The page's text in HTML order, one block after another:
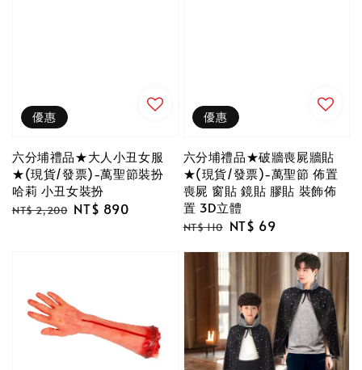
優惠
六分埔禮品★大人小丑女服
★(現貨/發票)-萬聖節裝扮
哈莉 小丑女裝扮
Regular
NT$ 2,200 Sale
NT$ 890
優惠
六分埔禮品★破牆喪屍牆貼
★(現貨/發票)-萬聖節 佈置
喪屍 窗貼 鏡貼 膠貼 裝飾佈
置 3D立體
Regular
NT$ 110 Sale
NT$ 69